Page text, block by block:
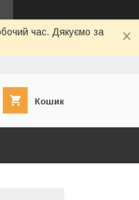
час. Дякуємо за
Кошик